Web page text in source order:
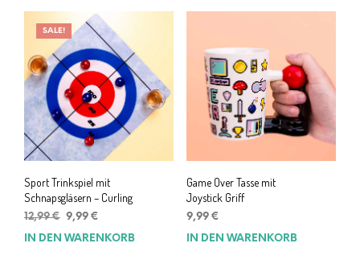
SALE!
Sport Trinkspiel mit
Schnapsgläsern – Curling
12,99€ Ursprünglicher
Preis
9,99 €
Preis
IN DEN WARENKORB
Game Over Tasse mit
Joystick Griff
9,99 €
IN DEN WARENKORB